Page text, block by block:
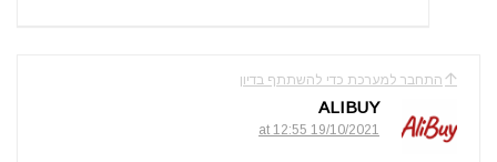
התחבר למערכת כדי להשתתף בדיון
ALIBUY
19/10/2021 at 12:55